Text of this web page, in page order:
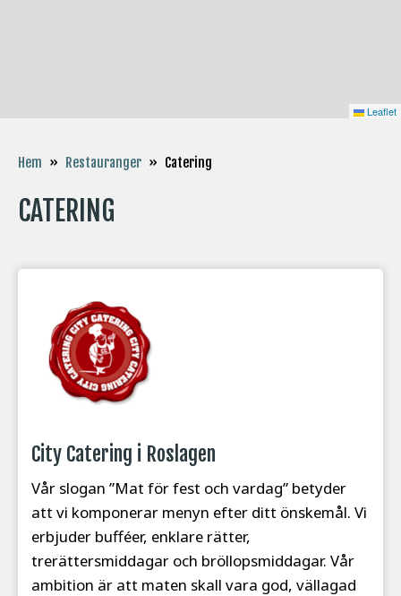
Leaflet
Hem » Restauranger » Catering
CATERING
City Catering i Roslagen
Vår slogan ”Mat för fest och vardag” betyder
att vi komponerar menyn efter ditt önskemål. Vi
erbjuder bufféer, enklare rätter,
trerättersmiddagar och bröllopsmiddagar. Vår
ambition är att maten skall vara god, vällagad